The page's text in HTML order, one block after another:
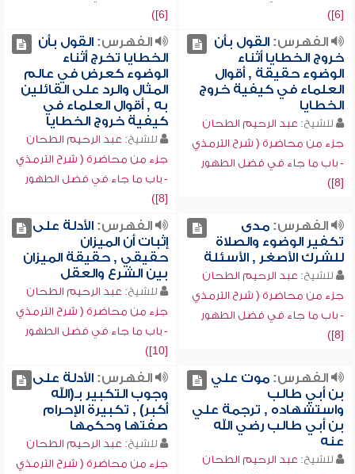
[6])
[6])
الفهرس:القول بأن
خروج الخطايا أثناء
الوضوء حقيقة , أقوال
العلماء في كيفية خروج
الخطايا
للشيخ: عبد الرحيم الطحان
جزء من محاضرة ( شرح الترمذي
- باب ما جاء في فضل الطهور
[8])
الفهرس:القول بأن
الخطايا تخرج أثناء
الوضوء كعرض في عالم
المثال والرد على القائلين
به , أقوال العلماء في
كيفية خروج الخطايا
للشيخ: عبد الرحيم الطحان
جزء من محاضرة ( شرح الترمذي
- باب ما جاء في فضل الطهور
[8])
الفهرس:مدى
تكفير الوضوء والصلاة
للشرك الأصغر , الأسئلة
للشيخ: عبد الرحيم الطحان
جزء من محاضرة ( شرح الترمذي
- باب ما جاء في فضل الطهور
[8])
الفهرس:الأدلة على
إثبات أن الميزان
حقيقي , حقيقة الميزان
بين الشرع والعقل
للشيخ: عبد الرحيم الطحان
جزء من محاضرة ( شرح الترمذي
- باب ما جاء في فضل الطهور
[10])
الفهرس:موت علي
بن أبي طالب
واستشهاده , ترجمة علي
بن أبي طالب رضي الله
عنه
للشيخ: عبد الرحيم الطحان
الفهرس:الأدلة على
وجوب التكبير بـ(الله
أكبر) , تكبيرة الإحرام
صفتها وحكمها
للشيخ: عبد الرحيم الطحان
جزء من محاضرة ( شرح الترمذي